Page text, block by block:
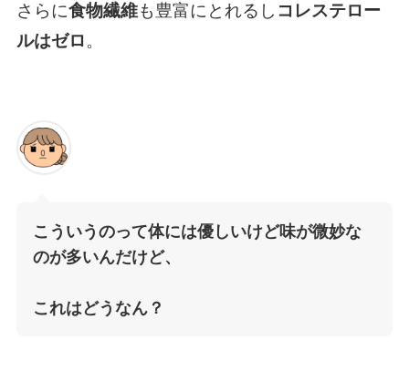
さらに食物繊維も豊富にとれるし コレステロー
ルはゼロ。
こういうのって体には優しいけど味が微妙な
のが多いんだけど、
これはどうなん？